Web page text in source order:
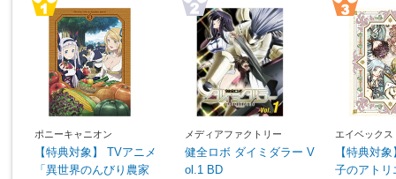
ポニーキャニオン
【特典対象】 TVアニメ
「異世界のんびり農家
メディアファクトリー
健全ロボ ダイミダラー V
ol.1 BD
エイベック
【特典対
子のアト